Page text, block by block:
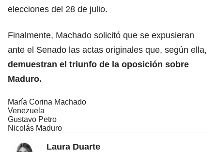
elecciones del 28 de julio.
Finalmente, Machado solicitó que se expusieran
ante el Senado las actas originales que, según ella,
demuestran el triunfo de la oposición sobre
Maduro.
María Corina Machado
Venezuela
Gustavo Petro
Nicolás Maduro
Laura Duarte